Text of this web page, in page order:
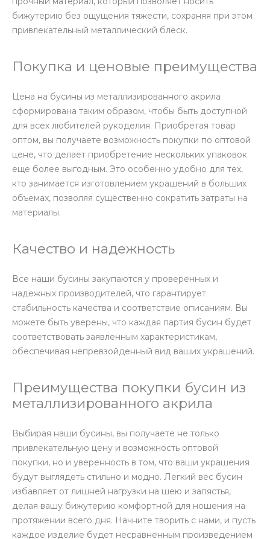
бижутерию без ощущения тяжести, сохраняя при этом
привлекательный металлический блеск.
Покупка и ценовые преимущества
Цена на бусины из металлизированного акрила
сформирована таким образом, чтобы быть доступной
для всех любителей рукоделия. Приобретая товар
оптом, вы получаете возможность покупки по оптовой
цене, что делает приобретение нескольких упаковок
еще более выгодным. Это особенно удобно для тех,
кто занимается изготовлением украшений в больших
объемах, позволяя существенно сократить затраты на
материалы.
Качество и надежность
Все наши бусины закупаются у проверенных и
надежных производителей, что гарантирует
стабильность качества и соответствие описаниям. Вы
можете быть уверены, что каждая партия бусин будет
соответствовать заявленным характеристикам,
обеспечивая непревзойденный вид ваших украшений.
Преимущества покупки бусин из
металлизированного акрила
Выбирая наши бусины, вы получаете не только
привлекательную цену и возможность оптовой
покупки, но и уверенность в том, что ваши украшения
будут выглядеть стильно и модно. Легкий вес бусин
избавляет от лишней нагрузки на шею и запястья,
делая вашу бижутерию комфортной для ношения на
протяжении всего дня. Начните творить с нами, и пусть
каждое изделие будет несравненным произведением